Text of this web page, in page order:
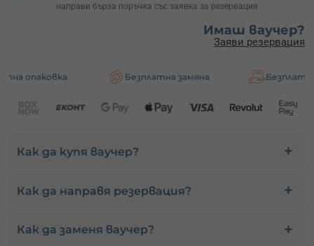
направи бърза поръчка със заявка за резервация
Имаш ваучер?
Заяви резервация
Безплатна замяна Безплатна доставка
Как да купя ваучер?
Как да направя резервация?
Как да заменя ваучер?